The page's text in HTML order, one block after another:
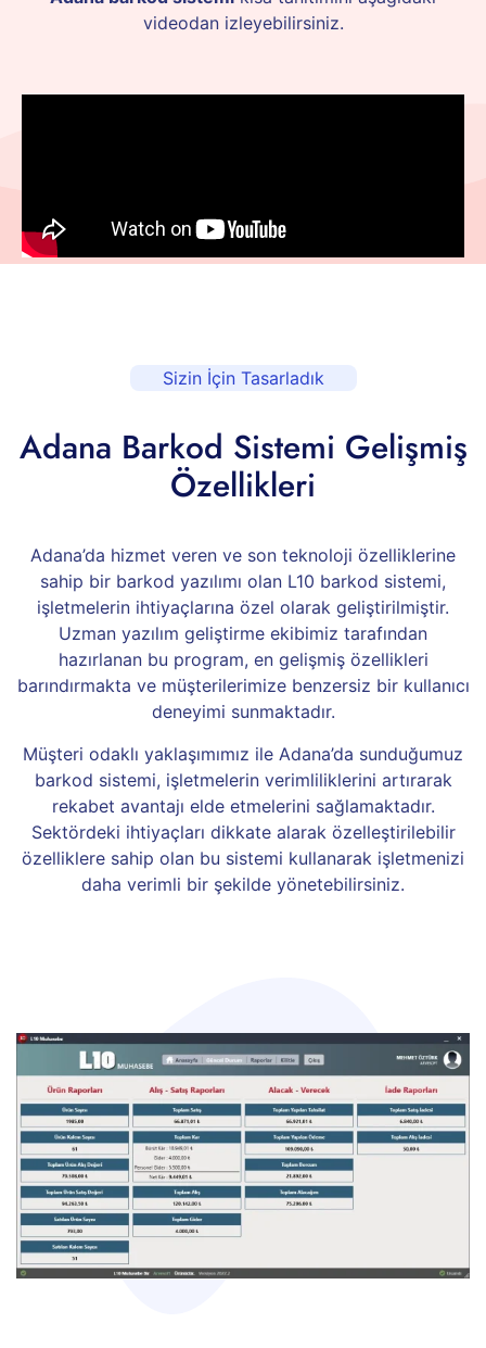
videodan izleyebilirsiniz.
Sizin İçin Tasarladık
Adana Barkod Sistemi Gelişmiş
Özellikleri
Adana’da hizmet veren ve son teknoloji özelliklerine
sahip bir barkod yazılımı olan L10 barkod sistemi,
işletmelerin ihtiyaçlarına özel olarak geliştirilmiştir.
Uzman yazılım geliştirme ekibimiz tarafından
hazırlanan bu program, en gelişmiş özellikleri
barındırmakta ve müşterilerimize benzersiz bir kullanıcı
deneyimi sunmaktadır.
Müşteri odaklı yaklaşımımız ile Adana’da sunduğumuz
barkod sistemi, işletmelerin verimliliklerini artırarak
rekabet avantajı elde etmelerini sağlamaktadır.
Sektördeki ihtiyaçları dikkate alarak özelleştirilebilir
özelliklere sahip olan bu sistemi kullanarak işletmenizi
daha verimli bir şekilde yönetebilirsiniz.